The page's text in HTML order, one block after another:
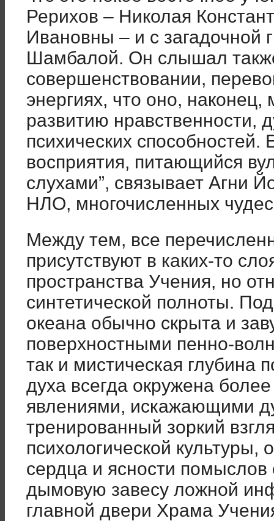
Рерихов – Николая
Ивановны – и с загадочной
Шамбалой. Он слышал
совершенствовании,
энергиях, что оно, наконец,
развитию нравственности,
психических
восприятия, питающийся
слухами”, связывает Агни
НЛО, многочисленных
Между тем, все
присутствуют в каких-то
пространства Учения, но
синтетической полноты.
океана обычно скрыта и
поверхностными пенно-
так и мистическая глубина
духа всегда окружена
явлениями, искажающими
тренированный зоркий
психологической культуры,
сердца и ясности помыслов
дымовую завесу ложной
главной двери Храма